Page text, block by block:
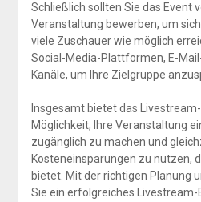
Schließlich sollten Sie das Event
Veranstaltung bewerben, um
viele Zuschauer wie möglich
Social-Media-Plattformen, E-
Kanäle, um Ihre Zielgruppe
Insgesamt bietet das
Möglichkeit, Ihre Veranstaltung
zugänglich zu machen und
Kosteneinsparungen zu nutzen,
bietet. Mit der richtigen Planung
Sie ein erfolgreiches